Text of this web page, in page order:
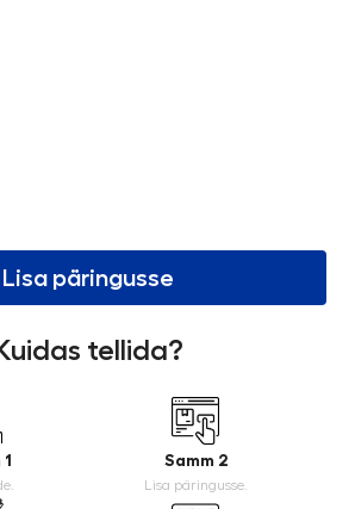
Lisa päringusse
tellida?
Samm 2
Lisa päringusse.